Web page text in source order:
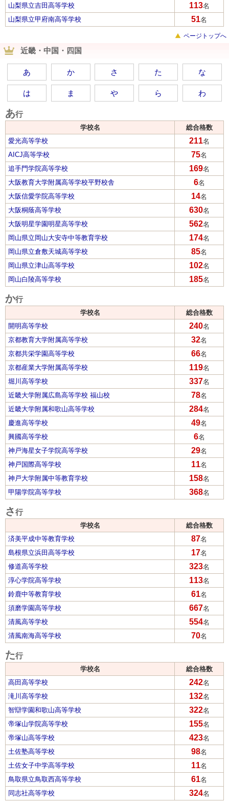
山梨県立吉田高等学校 113名
山梨県立甲府南高等学校
51名
ページトップへ
近畿・中国・四国
あ か さ た な
は ま や ら わ
あ行
学校名
総合格数
愛光高等学校
211名
AICJ高等学校
75名
追手門学院高等学校
169名
大阪教育大学附属高等学校平野校舎
6名
大阪信愛学院高等学校
14名
大阪桐蔭高等学校
630名
大阪明星学園明星高等学校
562名
岡山県立岡山大安寺中等教育学校
174名
岡山県立倉敷天城高等学校
85名
岡山県立津山高等学校
102名
岡山白陵高等学校
185名
か行
学校名
総合格数
開明高等学校
240名
京都教育大学附属高等学校
32名
京都共栄学園高等学校
66名
京都産業大学附属高等学校
119名
堀川高等学校
337名
近畿大学附属広島高等学校 福山校
78名
近畿大学附属和歌山高等学校
284名
慶進高等学校
49名
興國高等学校
6名
神戸海星女子学院高等学校
29名
神戸国際高等学校
11名
神戸大学附属中等教育学校
158名
甲陽学院高等学校
368名
さ行
学校名
総合格数
済美平成中等教育学校
87名
島根県立浜田高等学校
17名
修道高等学校
323名
淳心学院高等学校
113名
鈴鹿中等教育学校
61名
須磨学園高等学校
667名
清風高等学校
554名
清風南海高等学校
70名
た行
学校名
総合格数
高田高等学校
242名
滝川高等学校
132名
智辯学園和歌山高等学校
322名
帝塚山学院高等学校
155名
帝塚山高等学校
423名
土佐塾高等学校
98名
土佐女子中学高等学校
11名
鳥取県立鳥取西高等学校
61名
同志社高等学校
324名